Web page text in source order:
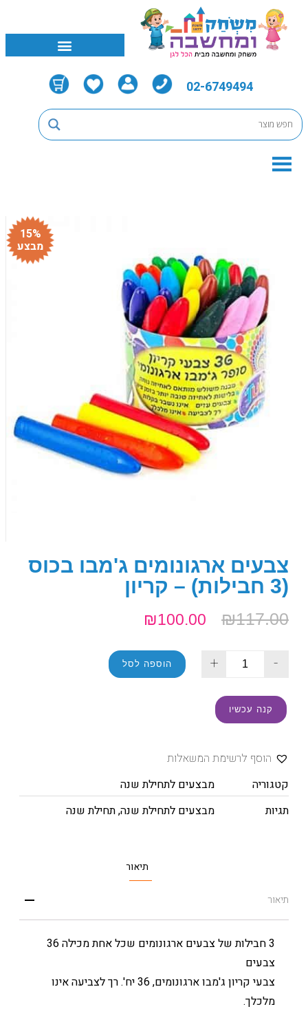
02-6749494
15%
מבצע
צבעים ארגונומים ג'מבו בכוס
(3 חבילות) – קריון
₪117.00
₪100.00
-
+ הוספה לסל
קנה עכשיו
הוסף לרשימת המשאלות
קטגוריה
מבצעים לתחילת שנה
תגיות
מבצעים לתחילת שנה,תחילת שנה
תיאור
תיאור
3 חבילות של צבעים ארגונומים שכל אחת מכילה 36
צבעים
צבעי קריון ג'מבו ארגונומים, 36 יח'. רך לצביעה אינו
מלכלך.